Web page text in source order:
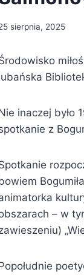
sierpnia, 2025
inaczej było
z
– w